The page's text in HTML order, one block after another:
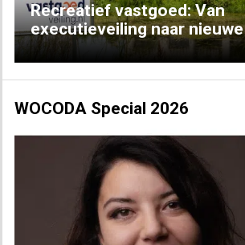
Recreatief vastgoed: Van
executieveiling naar
WOCODA Special 2026